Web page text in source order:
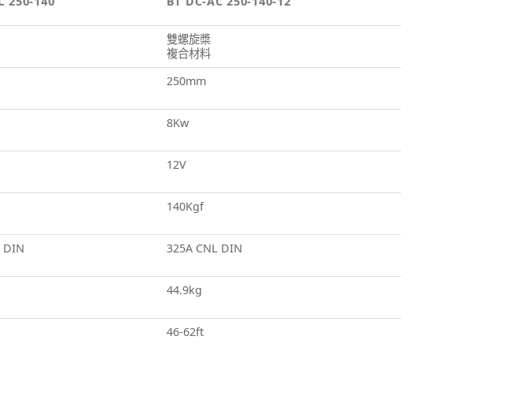
雙螺旋槳
複合材料
250mm
8Kw
12V
140Kgf
DIN 325A CNL DIN
44.9kg
46-62ft